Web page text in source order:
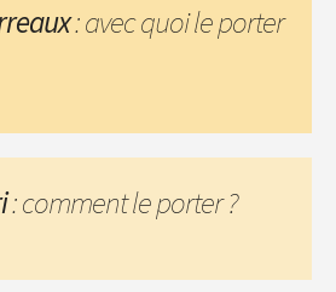
: avec quoi le porter
: comment le porter ?